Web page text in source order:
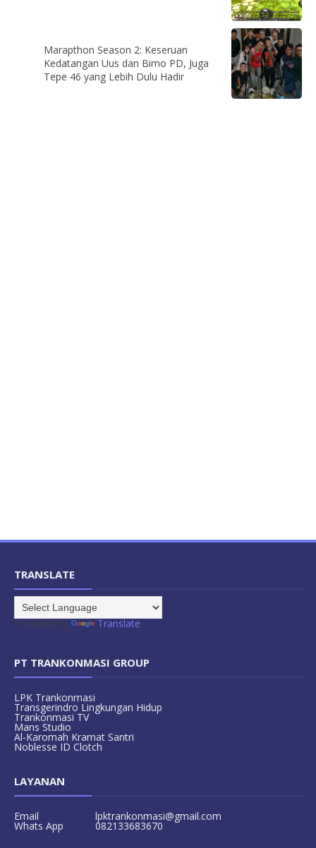
Marapthon Season 2: Keseruan
Kedatangan Uus dan Bimo PD, Juga
Tepe 46 yang Lebih Dulu Hadir
TRANSLATE
Powered by Translate
PT TRANKONMASI GROUP
LPK Trankonmasi
Transgerindro Lingkungan Hidup
Trankonmasi TV
Mans Studio
Al-Karomah Kramat Santri
Noblesse ID Clotch
LAYANAN
Email lpktrankonmasi@gmail.com
Whats App 082133683670